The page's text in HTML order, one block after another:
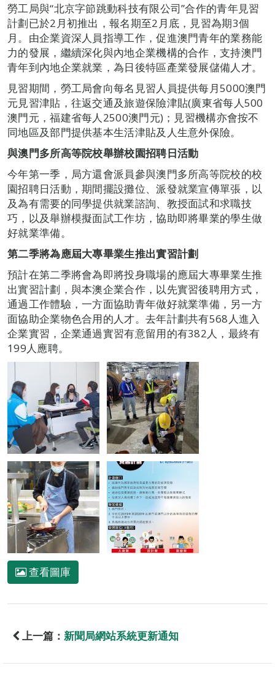
勞工局與“北京字節跳動科技有限公司”合作的青年見習
計劃已於2月初推出，報名期至2月底，見習為期3個
月。由企業資深人員指導工作，促進澳門青年的業務能
力的發展，繼續深化與內地企業機構的合作，支持澳門
青年到內地企業就業，為日後特區產業發展儲備人才。
見習期間，勞工局會向每名見習人員提供每月5000澳門
元見習津貼，往返交通及旅遊保險津貼(廣東省每人500
澳門元，福建省每人2500澳門元)；見習機構亦會按不
同地區及部門提供基本生活津貼及人生意外保險。
與澳門多所高等院校舉辦校園招聘日活動
今年第一季，局方還會派員參與澳門多所高等院校的校
園招聘日活動，期間擺設攤位、派發就業宣傳單張，以
及為有需要的同學提供就業諮詢、教授面試和求職技
巧，以及舉辦模擬面試工作坊，協助即將畢業的學生做
好就業準備。
第二季將為應屆大專畢業生推出實習計劃
預計在第二季將會為即將投身職場的應屆大專畢業生推
出實習計劃，與本澳企業合作，以先實習後聘用方式，
通過工作體驗，一方面協助青年做好就業準備，另一方
面協助企業物色合用的人才。去年計劃共有568人進入
企業實習，企業通過實習有意留用的有382人，最終有
199人應聘。
查看圖庫
上一篇： 新聞局網站系統更新通知